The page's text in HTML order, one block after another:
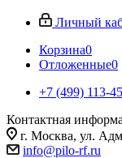
Личный
Корзина0
Отложенные0
+7 (499) 113-
Контактная
г. Москва, ул.
info@pilo-rf.ru